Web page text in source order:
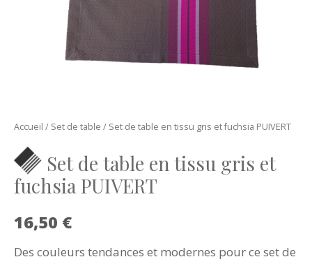
Accueil / Set de table / Set de table en tissu gris et fuchsia PUIVERT
Set de table en tissu gris et
fuchsia PUIVERT
16,50 €
Des couleurs tendances et modernes pour ce set de